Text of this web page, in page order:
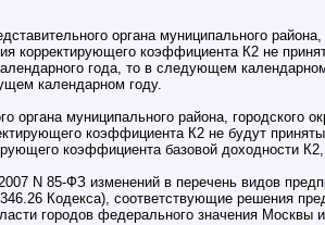
органа муниципального
корректирующего коэффициента К2 не
года, то в следующем
календарном году.
органа муниципального района, городского
коэффициента К2 не будут
коэффициента базовой доходности
N 85-ФЗ изменений в перечень видов
Кодекса), соответствующие решения
городов федерального значения